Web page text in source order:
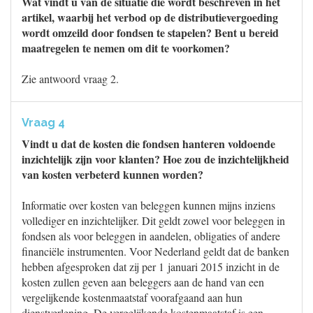
artikel, waarbij het verbod op de distributievergoeding
wordt omzeild door fondsen te stapelen? Bent u bereid
maatregelen te nemen om dit te voorkomen?
Zie antwoord vraag 2.
Vraag 4
Vindt u dat de kosten die fondsen hanteren voldoende
inzichtelijk zijn voor klanten? Hoe zou de inzichtelijkheid
van kosten verbeterd kunnen worden?
Informatie over kosten van beleggen kunnen mijns inziens
vollediger en inzichtelijker. Dit geldt zowel voor beleggen in
fondsen als voor beleggen in aandelen, obligaties of andere
financiële instrumenten. Voor Nederland geldt dat de banken
hebben afgesproken dat zij per 1 januari 2015 inzicht in de
kosten zullen geven aan beleggers aan de hand van een
vergelijkende kostenmaatstaf voorafgaand aan hun